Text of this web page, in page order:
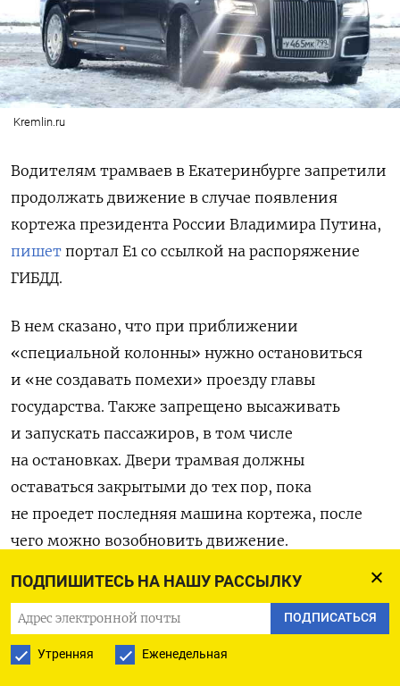
ПОДПИШИТЕСЬ НА НАШУ РАССЫЛКУ
ПОДПИСАТЬСЯ
Утренняя Еженедельная
Kremlin.ru
Водителям трамваев в Екатеринбурге запретили
продолжать движение в случае появления
кортежа президента России Владимира Путина,
пишет портал E1 со ссылкой на распоряжение
ГИБДД.
В нем сказано, что при приближении
«специальной колонны» нужно остановиться
и «не создавать помехи» проезду главы
государства. Также запрещено высаживать
и запускать пассажиров, в том числе
на остановках. Двери трамвая должны
оставаться закрытыми до тех пор, пока
не проедет последняя машина кортежа, после
чего можно возобновить движение.
Визит Путина в Свердловскую область намечен
на 15 февраля. Это будет первая поездка
президента на Средний Урал с 2019
года. Полицейским, которые в этот день выйдут